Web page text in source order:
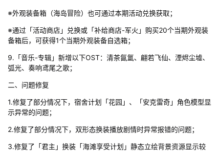
※外观装备箱（海岛冒险）也可通过本期活动兑换获取；
※通过「活动商店」兑换或「补给商店-军火」购买20个当期外观装
备箱后，可获得1个当期外观装备自选箱；
9.「音乐-专辑」新增以下OST：清茶氤氲、翩若飞仙、湮烬尘墟、
弧光、奏响鸢尾之歌；
二、问题修复
1.修复了部分情况下，宿舍计划「花园」、「安克雷奇」角色模型显
示异常的问题；
2.修复了部分情况下，双形态换装播放剧情时异常报错的问题；
3.修复了「君主」换装「海滩享受计划」静态立绘背景资源显示较